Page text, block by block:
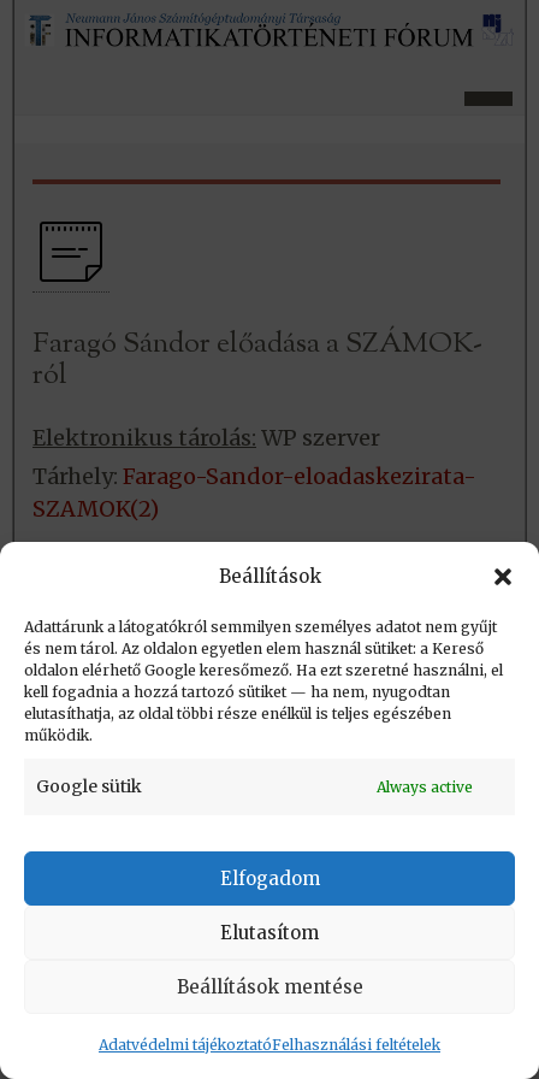
Beállítások
Adattárunk a látogatókról semmilyen személyes adatot nem gyűjt
és nem tárol. Az oldalon egyetlen elem használ sütiket: a Kereső
oldalon elérhető Google keresőmező. Ha ezt szeretné használni, el
kell fogadnia a hozzá tartozó sütiket — ha nem, nyugodtan
elutasíthatja, az oldal többi része enélkül is teljes egészében
működik.
Google sütik Always active
Elfogadom
Elutasítom
Beállítások mentése
Adatvédelmi tájékoztatóFelhasználási feltételek
Faragó Sándor előadása a SZÁMOK-
ról
Elektronikus tárolás: WP szerver
Tárhely: Farago-Sandor-eloadaskezirata-
SZAMOK(2)
Helye: könyvtár
Létrehozva: 2024.02.05. 14:55
Utolsó módosítás: 2024.02.05. 14:55
Impresszum
feltételek | Adatvédelmi tájékoztató
Vissza a lap tetejére
Copyright © Informatikatörténeti Fórum 2017